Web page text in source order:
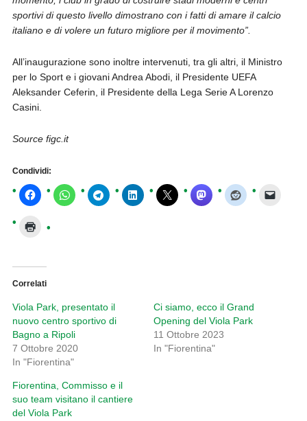
sportivi di questo livello dimostrano con i fatti di amare il calcio
italiano e di volere un futuro migliore per il movimento”.
All’inaugurazione sono inoltre intervenuti, tra gli altri, il Ministro
per lo Sport e i giovani Andrea Abodi, il Presidente UEFA
Aleksander Ceferin, il Presidente della Lega Serie A Lorenzo
Casini.
Source figc.it
Condividi:
Correlati
Viola Park, presentato il
nuovo centro sportivo di
Bagno a Ripoli
7 Ottobre 2020
In "Fiorentina"
Ci siamo, ecco il Grand
Opening del Viola Park
11 Ottobre 2023
In "Fiorentina"
Fiorentina, Commisso e il
suo team visitano il cantiere
del Viola Park